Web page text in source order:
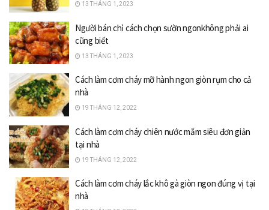
13 THÁNG 1, 2023
Người bán chỉ cách chọn sườn ngonkhông phải ai
cũng biết
13 THÁNG 1, 2023
Cách làm cơm cháy mỡ hành ngon giòn rụm cho cả
nhà
19 THÁNG 12, 2022
Cách làm cơm cháy chiên nước mắm siêu đơn giản
tại nhà
19 THÁNG 12, 2022
Cách làm cơm cháy lắc khô gà giòn ngon đúng vị tại
nhà